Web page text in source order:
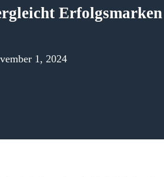
Erfolgsmarken
1, 2024